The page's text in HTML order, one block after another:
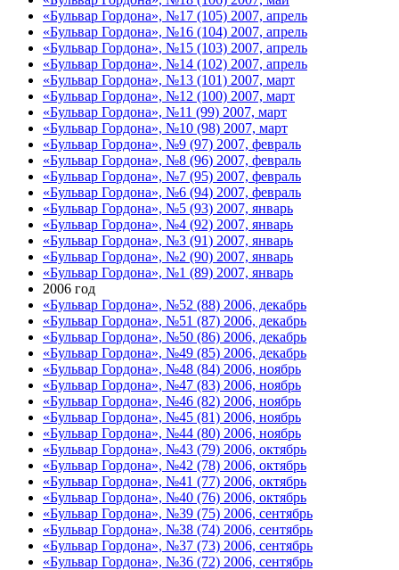
«Бульвар Гордона», №17 (105) 2007, апрель
«Бульвар Гордона», №16 (104) 2007, апрель
«Бульвар Гордона», №15 (103) 2007, апрель
«Бульвар Гордона», №14 (102) 2007, апрель
«Бульвар Гордона», №13 (101) 2007, март
«Бульвар Гордона», №12 (100) 2007, март
«Бульвар Гордона», №11 (99) 2007, март
«Бульвар Гордона», №10 (98) 2007, март
«Бульвар Гордона», №9 (97) 2007, февраль
«Бульвар Гордона», №8 (96) 2007, февраль
«Бульвар Гордона», №7 (95) 2007, февраль
«Бульвар Гордона», №6 (94) 2007, февраль
«Бульвар Гордона», №5 (93) 2007, январь
«Бульвар Гордона», №4 (92) 2007, январь
«Бульвар Гордона», №3 (91) 2007, январь
«Бульвар Гордона», №2 (90) 2007, январь
«Бульвар Гордона», №1 (89) 2007, январь
2006 год
«Бульвар Гордона», №52 (88) 2006, декабрь
«Бульвар Гордона», №51 (87) 2006, декабрь
«Бульвар Гордона», №50 (86) 2006, декабрь
«Бульвар Гордона», №49 (85) 2006, декабрь
«Бульвар Гордона», №48 (84) 2006, ноябрь
«Бульвар Гордона», №47 (83) 2006, ноябрь
«Бульвар Гордона», №46 (82) 2006, ноябрь
«Бульвар Гордона», №45 (81) 2006, ноябрь
«Бульвар Гордона», №44 (80) 2006, ноябрь
«Бульвар Гордона», №43 (79) 2006, октябрь
«Бульвар Гордона», №42 (78) 2006, октябрь
«Бульвар Гордона», №41 (77) 2006, октябрь
«Бульвар Гордона», №40 (76) 2006, октябрь
«Бульвар Гордона», №39 (75) 2006, сентябрь
«Бульвар Гордона», №38 (74) 2006, сентябрь
«Бульвар Гордона», №37 (73) 2006, сентябрь
«Бульвар Гордона», №36 (72) 2006, сентябрь